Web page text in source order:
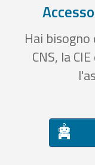
Hai
CNS, la